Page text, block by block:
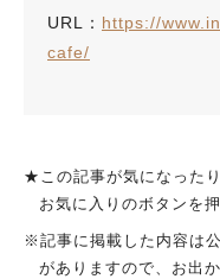
URL： https://
cafe/
★この記事が気になった
お気に入りのボタンを
※記事に掲載した内容は
がありますので、お出